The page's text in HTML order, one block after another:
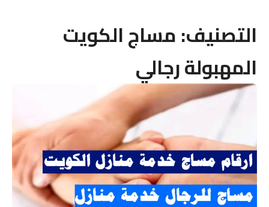
التصنيف:مساج الكويت
المهبولة رجالي